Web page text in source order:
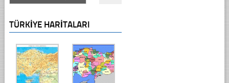
TÜRKIYE HARITALARI